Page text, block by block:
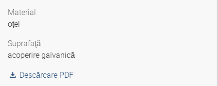
Material
oțel
Suprafaţă
acoperire galvanică
Descărcare PDF